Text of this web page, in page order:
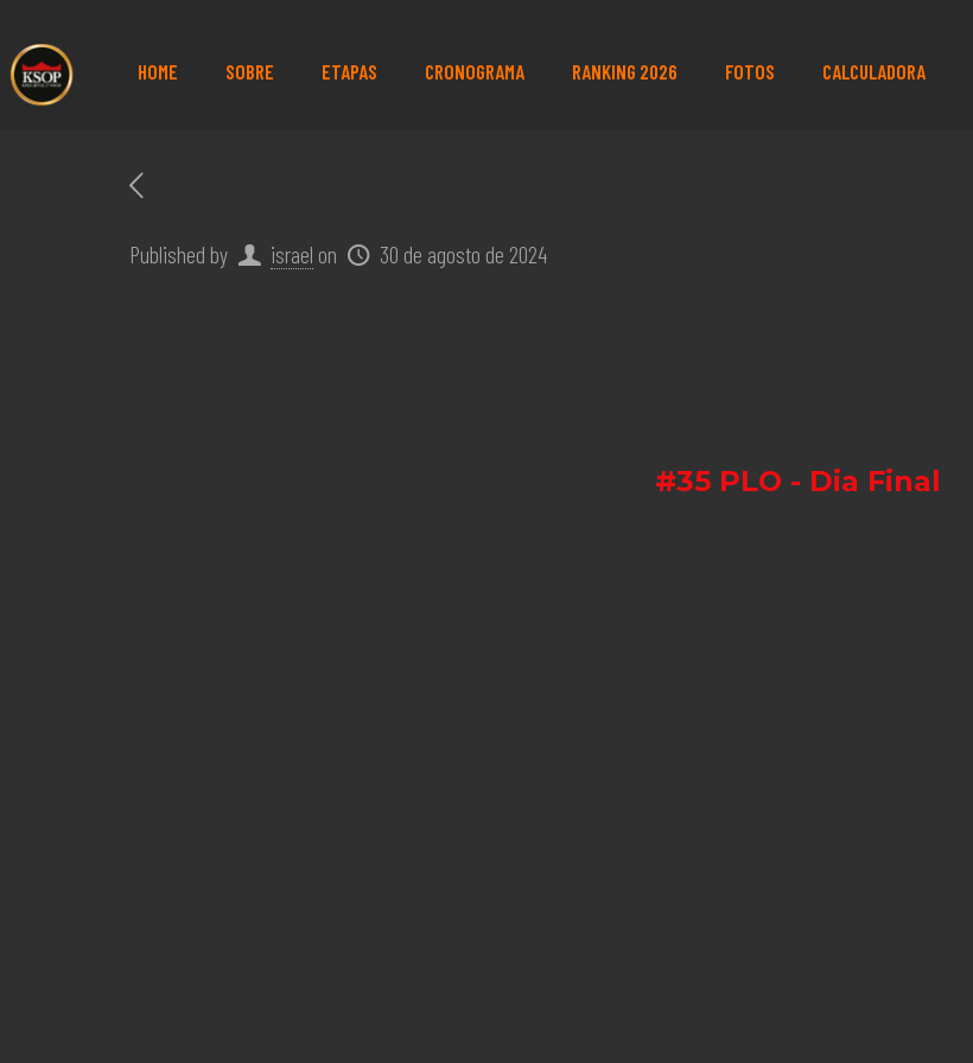
HOME SOBRE ETAPAS CRONOGRAMA RANKING 2026 FOTOS CALCULADORA
Published by israel on 30 de agosto de 2024
#35 PLO - Dia Final